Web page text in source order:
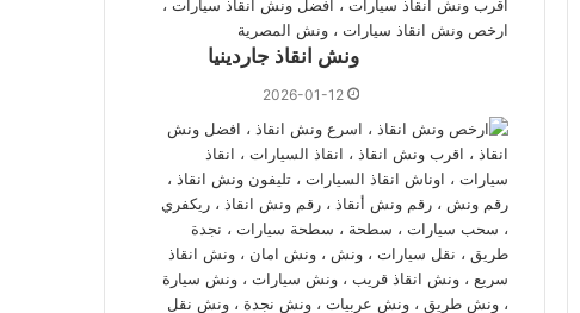
ونش انقاذ جاردينيا
2026-01-12